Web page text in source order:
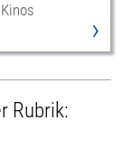
›
Rubrik: